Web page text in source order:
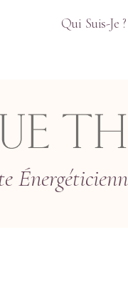
Qui Suis-Je ?